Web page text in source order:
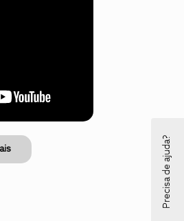
Precisa de ajuda?